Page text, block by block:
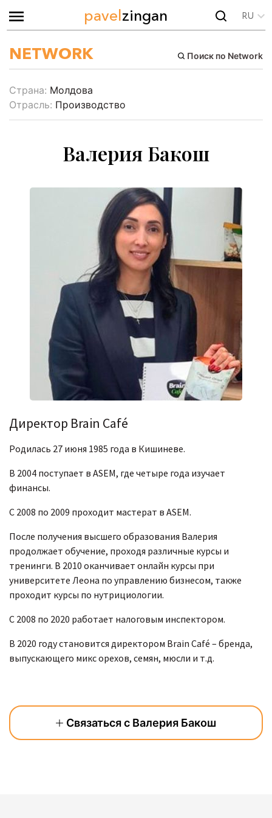
pavelzingan RU
NETWORK Поиск по Network
Страна: Молдова
Отрасль: Производство
Валерия Бакош
Директор Brain Café
Родилась 27 июня 1985 года в Кишиневе.
В 2004 поступает в ASEM, где четыре года изучает
финансы.
С 2008 по 2009 проходит мастерат в ASEM.
После получения высшего образования Валерия
продолжает обучение, проходя различные курсы и
тренинги. В 2010 оканчивает онлайн курсы при
университете Леона по управлению бизнесом, также
проходит курсы по нутрициологии.
С 2008 по 2020 работает налоговым инспектором.
В 2020 году становится директором Brain Café – бренда,
выпускающего микс орехов, семян, мюсли и т.д.
Связаться с Валерия Бакош